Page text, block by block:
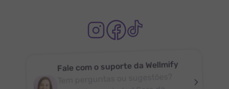
Fale com o suporte da Wellmify